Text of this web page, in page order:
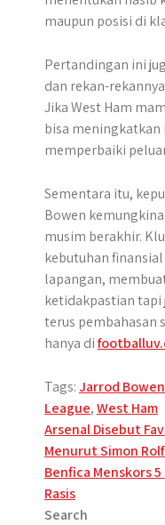
maupun posisi di
Pertandingan ini
dan rekan-
Jika West Ham
bisa meningkatkan
memperbaiki
Sementara itu,
Bowen
musim berakhir.
kebutuhan
lapangan,
ketidakpastian tapi
terus pembahasan
hanya di
Tags:Jarrod Bowen
League,West Ham
Post
Arsenal Disebut
Menurut Simon
Benfica Menskors
Rasis
Search